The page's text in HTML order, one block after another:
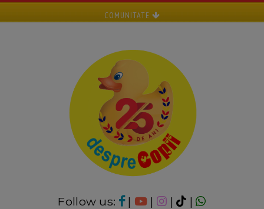
COMUNITATE
Follow us: | | |
|